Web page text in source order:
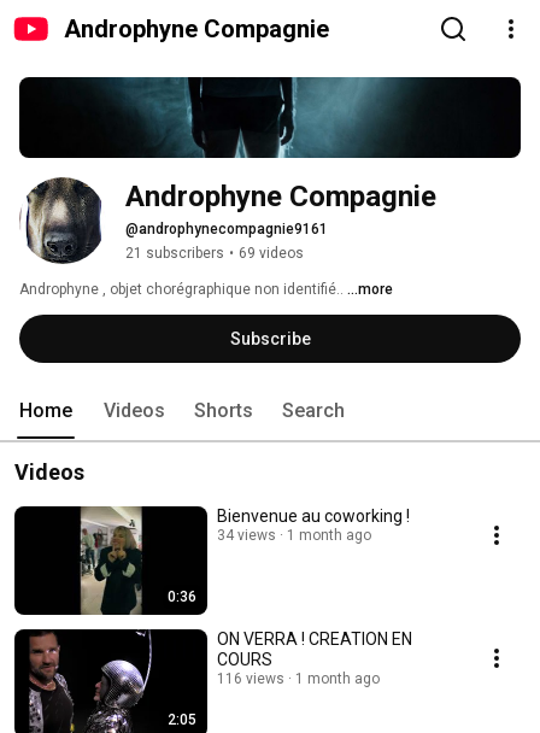
Androphyne Compagnie
Androphyne Compagnie
@androphynecompagnie9161
21 subscribers • 69 videos
Androphyne , objet chorégraphique non identifié.. ...more
Subscribe
Home Videos Shorts Search
Videos
0:36
Bienvenue au coworking !
34 views 1 month ago
2:05
ON VERRA ! CREATION EN
COURS
116 views 1 month ago